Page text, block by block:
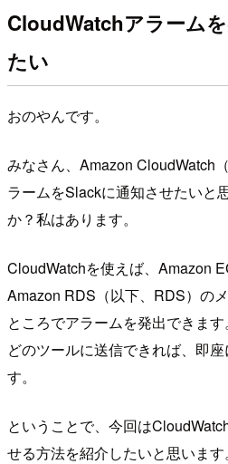
CloudWatchアラーム
たい
おのやんです。
みなさん、Amazon CloudWatch
ラームをSlackに通知させたいと
か？私はあります。
CloudWatchを使えば、Amazon
Amazon RDS（以下、RDS）の
ところでアラームを発出できま
どのツールに送信できれば、即
す。
ということで、今回は
せる方法を紹介したいと思います。